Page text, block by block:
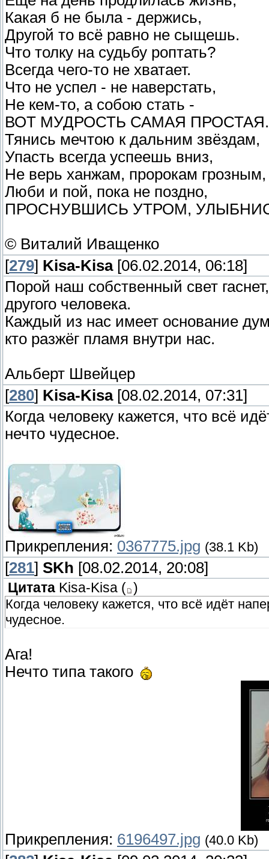
Какая б не была - держись,
Другой то всё равно не сыщешь.
Что толку на судьбу роптать?
Всегда чего-то не хватает.
Что не успел - не наверстать,
Не кем-то, а собою стать -
ВОТ МУДРОСТЬ САМАЯ ПРОСТАЯ.
Тянись мечтою к дальним звёздам,
Упасть всегда успеешь вниз,
Не верь ханжам, пророкам грозным,
Люби и пой, пока не поздно,
ПРОСНУВШИСЬ УТРОМ,
© Виталий Иващенко
[279] Kisa-Kisa[06.02.2014, 06:18]
Порой наш собственный свет
другого человека.
Каждый из нас имеет основание
кто разжёг пламя внутри нас.
Альберт Швейцер
[280] Kisa-Kisa[08.02.2014, 07:31]
Когда человеку кажется, что всё
нечто чудесное.
Прикрепления: 0367775.jpg (38.1 Kb)
[281] SKh [08.02.2014, 20:08]
Цитата Kisa-Kisa ( )
Когда человеку кажется, что всё идёт
чудесное.
Ага!
Нечто типа такого
Прикрепления: 6196497.jpg (40.0 Kb)